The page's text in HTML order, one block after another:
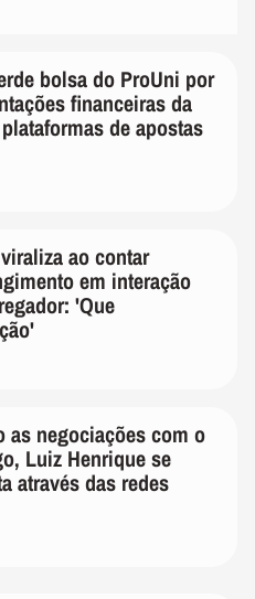
bolsa do ProUni por
financeiras da
de apostas
ao contar
em interação
'Que
as negociações com o
Luiz Henrique se
através das redes